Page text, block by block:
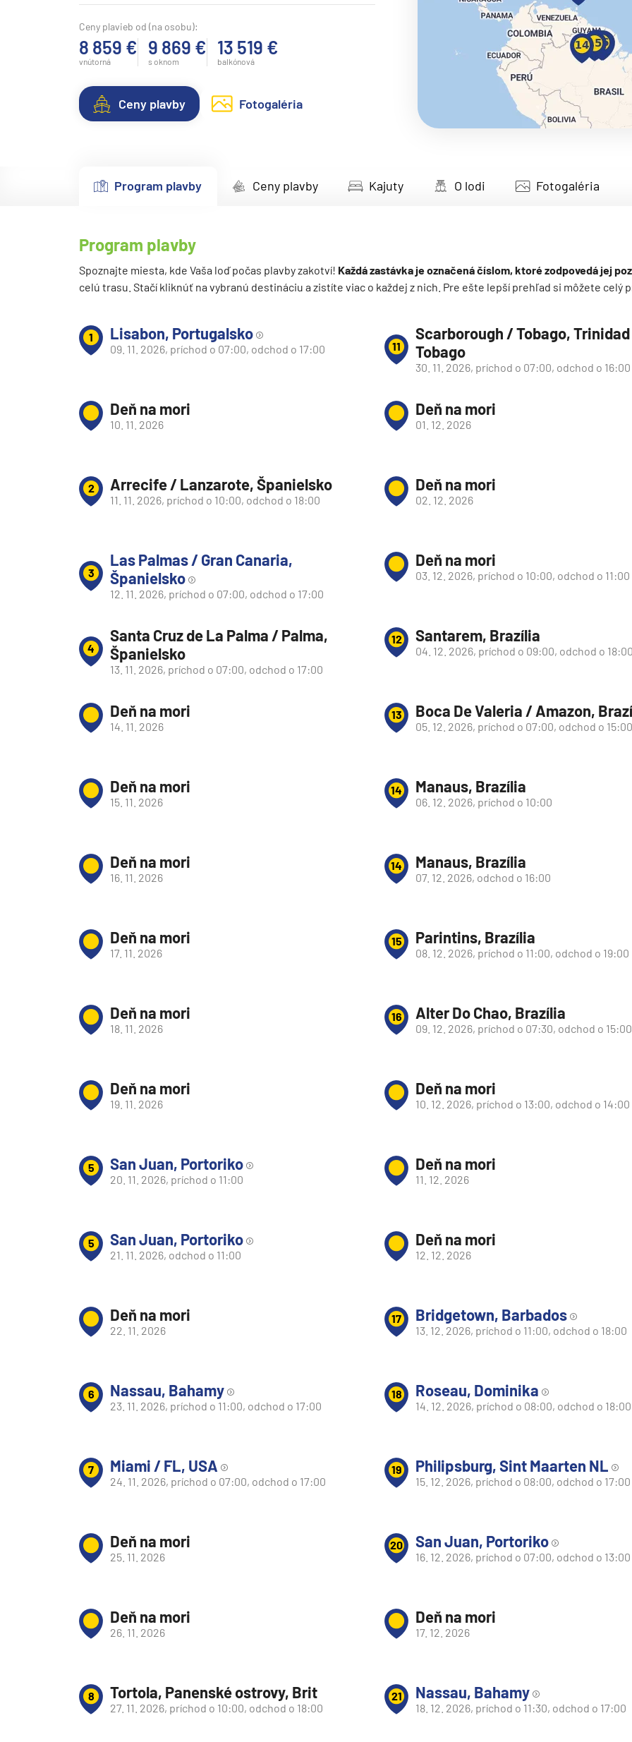
Severozápadná Európa
Britské ostrovy a Írsko
Pobrežie Európy
Kanárske ostrovy, Madeira a Maroko
Azorské ostrovy
Karibik a Stredná Amerika
Bermudy
Južný Karibik
Kalifornia a Mexiko
Východný Karibik
Aljaška
Južná Amerika
Južná Amerika
Červené more
Emiráty a Perzský záliv
Ázia
Japonsko
Afrika
Havaj a Južný Pacifik
Repozičné plavby
⇆ Panamský kanál
Plavby okolo sveta
Expedičné plavby
Antarktída
Galapágy
Ceny plavieb od (na osobu):
8 859 €
vnútorná
9 869 €
s oknom
13 519 €
balkónová
Ceny plavby Fotogaléria
Program plavby Ceny plavby Kajuty O lodi Fotogaléria
Program plavby
Spoznajte miesta, kde Vaša loď počas plavby zakotví! Každá zastávka je označená číslom, ktoré zodpovedá jej
celú trasu. Stačí kliknúť na vybranú destináciu a zistíte viac o každej z nich. Pre ešte lepší prehľad si môžete celý
1 Lisabon, Portugalsko
09. 11. 2026, príchod o 07:00, odchod o 17:00
Deň na mori
10. 11. 2026
2 Arrecife / Lanzarote, Španielsko
11. 11. 2026, príchod o 10:00, odchod o 18:00
3
Las Palmas / Gran Canaria,
Španielsko
12. 11. 2026, príchod o 07:00, odchod o 17:00
4
Santa Cruz de La Palma / Palma,
Španielsko
13. 11. 2026, príchod o 07:00, odchod o 17:00
Deň na mori
14. 11. 2026
Deň na mori
15. 11. 2026
Deň na mori
16. 11. 2026
Deň na mori
17. 11. 2026
Deň na mori
18. 11. 2026
Deň na mori
19. 11. 2026
5 San Juan, Portoriko
20. 11. 2026, príchod o 11:00
5 San Juan, Portoriko
21. 11. 2026, odchod o 11:00
Deň na mori
22. 11. 2026
6 Nassau, Bahamy
23. 11. 2026, príchod o 11:00, odchod o 17:00
7 Miami / FL, USA
24. 11. 2026, príchod o 07:00, odchod o 17:00
Deň na mori
25. 11. 2026
Deň na mori
26. 11. 2026
8 Tortola, Panenské ostrovy, Brit
27. 11. 2026, príchod o 10:00, odchod o 18:00
11
Scarborough / Tobago, Trinidad
Tobago
30. 11. 2026, príchod o 07:00, odchod o 16:00
Deň na mori
01. 12. 2026
Deň na mori
02. 12. 2026
Deň na mori
03. 12. 2026, príchod o 10:00, odchod o 11:00
12 Santarem, Brazília
04. 12. 2026, príchod o 09:00, odchod o 18:00
13 Boca De Valeria / Amazon,
05. 12. 2026, príchod o 07:00, odchod o 15:00
14 Manaus, Brazília
06. 12. 2026, príchod o 10:00
14 Manaus, Brazília
07. 12. 2026, odchod o 16:00
15 Parintins, Brazília
08. 12. 2026, príchod o 11:00, odchod o 19:00
16 Alter Do Chao, Brazília
09. 12. 2026, príchod o 07:30, odchod o 15:00
Deň na mori
10. 12. 2026, príchod o 13:00, odchod o 14:00
Deň na mori
11. 12. 2026
Deň na mori
12. 12. 2026
17 Bridgetown, Barbados
13. 12. 2026, príchod o 11:00, odchod o 18:00
18 Roseau, Dominika
14. 12. 2026, príchod o 08:00, odchod o 18:00
19 Philipsburg, Sint Maarten NL
15. 12. 2026, príchod o 08:00, odchod o 17:00
20 San Juan, Portoriko
16. 12. 2026, príchod o 07:00, odchod o 13:00
Deň na mori
17. 12. 2026
21 Nassau, Bahamy
18. 12. 2026, príchod o 11:30, odchod o 17:00